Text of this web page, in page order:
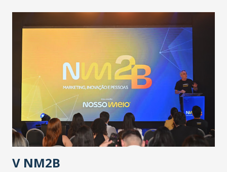
população suspeita e de cuidados com os ambientes
públicos e domiciliares. “Nós não estamos vivendo uma
epidemia comum, como temos em todos os anos, com
aumento de casos de dengue, influenza ou H1N1. Trata-se
de uma epidemia com um vírus diferente, com um poder de
contaminação maior que outros coronavírus”, apontou o
secretário. Segundo ele, é uma epidemia com chance de
contaminação alta, podendo gerar um grande risco à
população e ao sistema de saúde. “Precisamos saber fazer a
estratificação do risco da doença, para não so...
V NM2B